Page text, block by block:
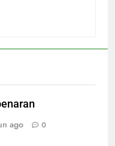
ago 0